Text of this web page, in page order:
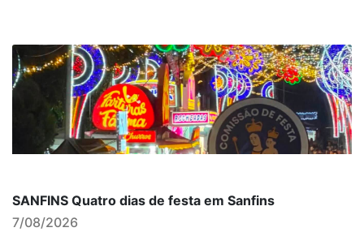
SANFINS Quatro dias de festa em Sanfins
7/08/2026